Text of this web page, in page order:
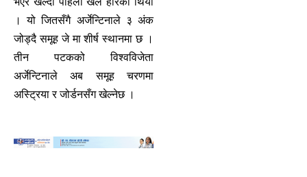
। यो जितसँगै अर्जेन्टिनाले ३ अंक
जोड्दै समूह जे मा शीर्ष स्थानमा छ ।
तीन पटकको विश्वविजेता
अर्जेन्टिनाले अब समूह चरणमा
अस्ट्रिया र जोर्डनसँग खेल्नेछ ।